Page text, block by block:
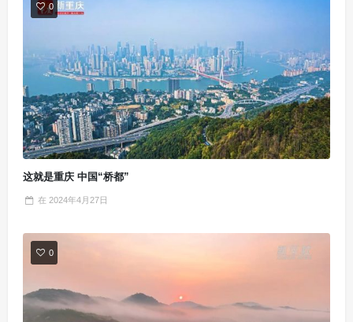
0
这就是重庆 中国“桥都”
在 2024年4月27日
0